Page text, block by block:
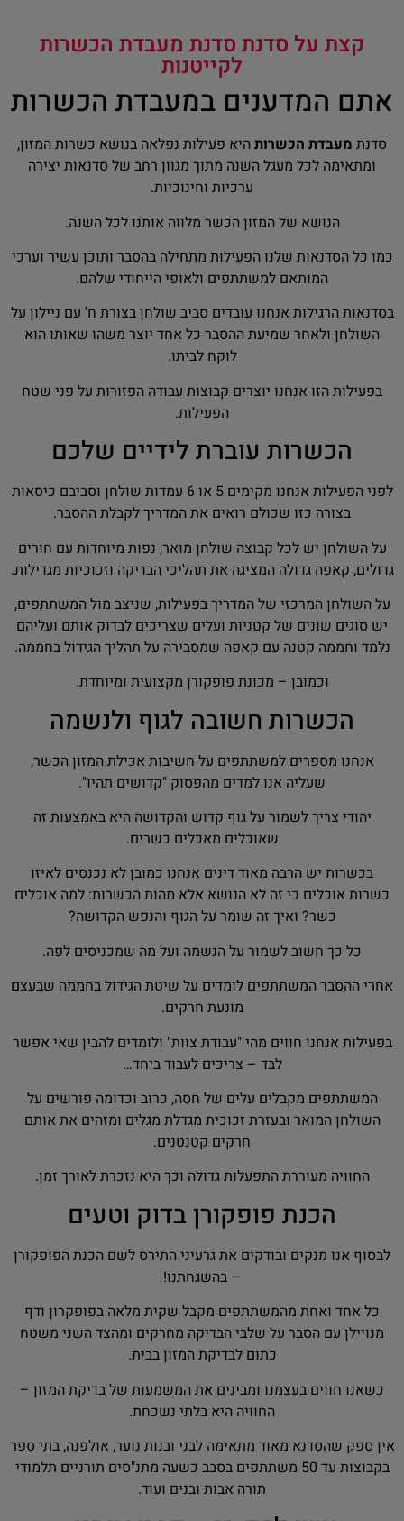
קצת על סדנת סדנת מעבדת הכשרות
לקייטנות
אתם המדענים במעבדת הכשרות
סדנת מעבדת הכשרותהיא פעילות נפלאה בנושא כשרות המזון,
ומתאימה לכל מעגל השנה מתוך מגוון רחב של סדנאות יצירה
ערכיות וחינוכיות.
הנושא של המזון הכשר מלווה אותנו לכל השנה.
כמו כל הסדנאות שלנו הפעילות מתחילה בהסבר ותוכן עשיר וערכי
המותאם למשתתפים ולאופי הייחודי שלהם.
בסדנאות הרגילות אנחנו עובדים סביב שולחן בצורת ח' עם ניילון על
השולחן ולאחר שמיעת ההסבר כל אחד יוצר משהו שאותו הוא
לוקח לביתו.
בפעילות הזו אנחנו יוצרים קבוצות עבודה הפזורות על פני שטח
הפעילות.
הכשרות עוברת לידיים שלכם
לפני הפעילות אנחנו מקימים 5 או 6 עמדות שולחן וסביבם כיסאות
בצורה כזו שכולם רואים את המדריך לקבלת ההסבר.
על השולחן יש לכל קבוצה שולחן מואר, נפות מיוחדות עם חורים
גדולים, קאפה גדולה המציגה את תהליכי הבדיקה וזכוכיות מגדילות.
על השולחן המרכזי של המדריך בפעילות, שניצב מול המשתתפים,
יש סוגים שונים של קטניות ועלים שצריכים לבדוק אותם ועליהם
נלמד וחממה קטנה עם קאפה שמסבירה על תהליך הגידול בחממה.
וכמובן – מכונת פופקורן מקצועית ומיוחדת.
הכשרות חשובה לגוף ולנשמה
אנחנו מספרים למשתתפים על חשיבות אכילת המזון הכשר,
שעליה אנו למדים מהפסוק "קדושים תהיו".
יהודי צריך לשמור על גוף קדוש והקדושה היא באמצעות זה
שאוכלים מאכלים כשרים.
בכשרות יש הרבה מאוד דינים אנחנו כמובן לא נכנסים לאיזו
כשרות אוכלים כי זה לא הנושא אלא מהות הכשרות: למה אוכלים
כשר? ואיך זה שומר על הגוף והנפש הקדושה?
כל כך חשוב לשמור על הנשמה ועל מה שמכניסים לפה.
אחרי ההסבר המשתתפים לומדים על שיטת הגידול בחממה שבעצם
מונעת חרקים.
בפעילות אנחנו חווים מהי "עבודת צוות" ולומדים להבין שאי אפשר
לבד – צריכים לעבוד ביחד…
המשתתפים מקבלים עלים של חסה, כרוב וכדומה פורשים על
השולחן המואר ובעזרת זכוכית מגדלת מגלים ומזהים את אותם
חרקים קטנטנים.
החוויה מעוררת התפעלות גדולה וכך היא נזכרת לאורך זמן.
הכנת פופקורן בדוק וטעים
לבסוף אנו מנקים ובודקים את גרעיני התירס לשם הכנת הפופקורן
– בהשגחתנו!
כל אחד ואחת מהמשתתפים מקבל שקית מלאה בפופקרון ודף
מנויילן עם הסבר על שלבי הבדיקה מחרקים ומהצד השני משטח
כתום לבדיקת המזון בבית.
כשאנו חווים בעצמנו ומבינים את המשמעות של בדיקת המזון –
החוויה היא בלתי נשכחת.
אין ספק שהסדנא מאוד מתאימה לבני ובנות נוער, אולפנה, בתי ספר
בקבוצות עד 50 משתתפים בסבב כשעה מתנ"סים תורניים תלמודי
תורה אבות ובנים ועוד.